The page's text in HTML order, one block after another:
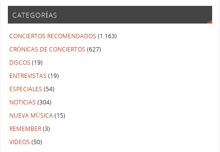
CATEGORÍAS
CONCIERTOS RECOMENDADOS (1.163)
CRÓNICAS DE CONCIERTOS (627)
DISCOS (19)
ENTREVISTAS (19)
ESPECIALES (54)
NOTICIAS (304)
NUEVA MÚSICA (15)
REMEMBER(3)
VIDEOS (50)